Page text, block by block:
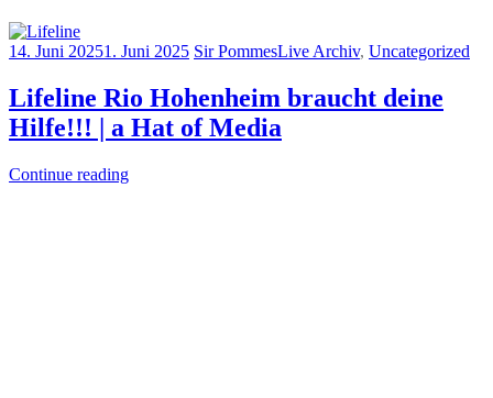
14. Juni 20251. Juni 2025 Sir PommesLive Archiv, Uncategorized
Lifeline Rio Hohenheim braucht deine
Hilfe!!! | a Hat of Media
Continue reading